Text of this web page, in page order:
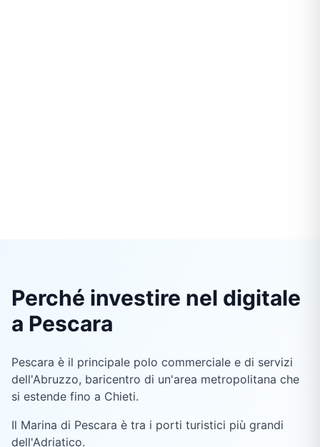
Perché investire nel digitale
a Pescara
Pescara è il principale polo commerciale e di servizi
dell'Abruzzo, baricentro di un'area metropolitana che
si estende fino a Chieti.
Il Marina di Pescara è tra i porti turistici più grandi
dell'Adriatico.